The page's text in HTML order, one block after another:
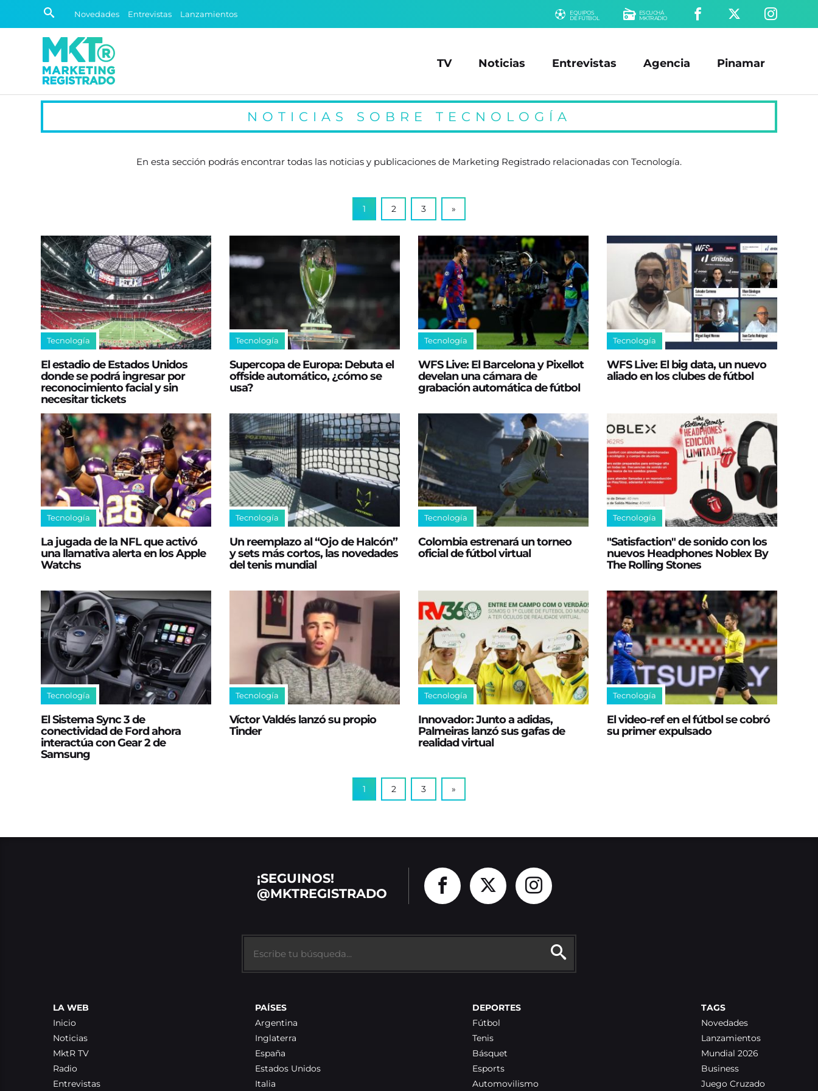
Novedades Entrevistas Lanzamientos
EQUIPOS
DE FÚTBOL
ESCUCHÁ
MKTRADIO
TV Noticias Entrevistas Agencia Pinamar
NOTICIAS SOBRE TECNOLOGÍA
En esta sección podrás encontrar todas las noticias y publicaciones de Marketing Registrado relacionadas con Tecnología.
1 2 3 »
Tecnología
El estadio de Estados Unidos
donde se podrá ingresar por
reconocimiento facial y sin
necesitar tickets
Tecnología
Supercopa de Europa: Debuta el
offside automático, ¿cómo se
usa?
Tecnología
WFS Live: El Barcelona y Pixellot
develan una cámara de
grabación automática de fútbol
Tecnología
WFS Live: El big data, un nuevo
aliado en los clubes de fútbol
Tecnología
La jugada de la NFL que activó
una llamativa alerta en los Apple
Watchs
Tecnología
Un reemplazo al “Ojo de Halcón”
y sets más cortos, las novedades
del tenis mundial
Tecnología
Colombia estrenará un torneo
oficial de fútbol virtual
Tecnología
"Satisfaction" de sonido con los
nuevos Headphones Noblex By
The Rolling Stones
Tecnología
El Sistema Sync 3 de
conectividad de Ford ahora
interactúa con Gear 2 de
Samsung
Tecnología
Víctor Valdés lanzó su propio
Tinder
Tecnología
Innovador: Junto a adidas,
Palmeiras lanzó sus gafas de
realidad virtual
Tecnología
El video-ref en el fútbol se cobró
su primer expulsado
1 2 3 »
¡SEGUINOS!
@MKTREGISTRADO
LA WEB
Inicio
Noticias
MktR TV
Radio
Entrevistas
PAÍSES
Argentina
Inglaterra
España
Estados Unidos
Italia
DEPORTES
Fútbol
Tenis
Básquet
Esports
Automovilismo
TAGS
Novedades
Lanzamientos
Mundial 2026
Business
Juego Cruzado